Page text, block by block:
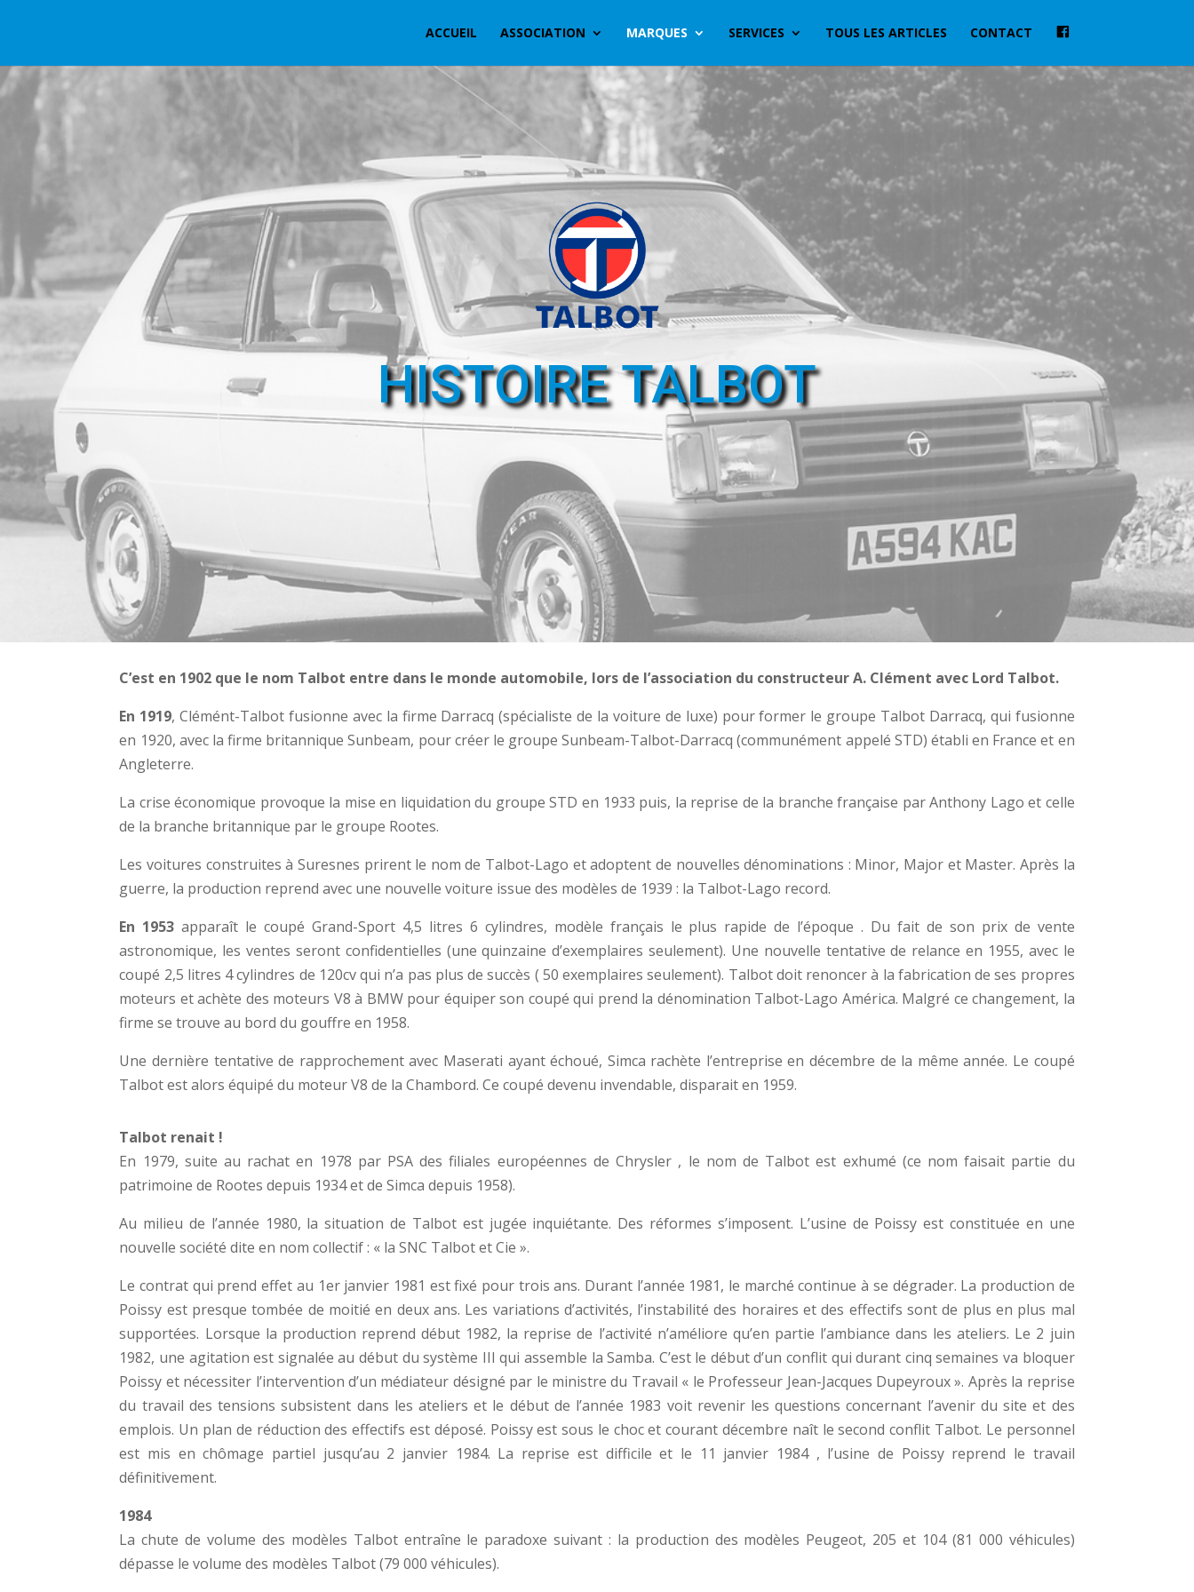
ACCUEIL ASSOCIATION MARQUES SERVICES TOUS LES ARTICLES CONTACT
HISTOIRE TALBOT
C’est en 1902 que le nom Talbot entre dans le monde automobile, lors de l’association du constructeur A. Clément avec Lord Talbot.
En 1919, Clémént-Talbot fusionne avec la firme Darracq (spécialiste de la voiture de luxe) pour former le groupe Talbot Darracq, qui fusionne
en 1920, avec la firme britannique Sunbeam, pour créer le groupe Sunbeam-Talbot-Darracq (communément appelé STD) établi en France et en
Angleterre.
La crise économique provoque la mise en liquidation du groupe STD en 1933 puis, la reprise de la branche française par Anthony Lago et celle
de la branche britannique par le groupe Rootes.
Les voitures construites à Suresnes prirent le nom de Talbot-Lago et adoptent de nouvelles dénominations : Minor, Major et Master. Après la
guerre, la production reprend avec une nouvelle voiture issue des modèles de 1939 : la Talbot-Lago record.
En 1953 apparaît le coupé Grand-Sport 4,5 litres 6 cylindres, modèle français le plus rapide de l’époque . Du fait de son prix de vente
astronomique, les ventes seront confidentielles (une quinzaine d’exemplaires seulement). Une nouvelle tentative de relance en 1955, avec le
coupé 2,5 litres 4 cylindres de 120cv qui n’a pas plus de succès ( 50 exemplaires seulement). Talbot doit renoncer à la fabrication de ses propres
moteurs et achète des moteurs V8 à BMW pour équiper son coupé qui prend la dénomination Talbot-Lago América. Malgré ce changement, la
firme se trouve au bord du gouffre en 1958.
Une dernière tentative de rapprochement avec Maserati ayant échoué, Simca rachète l’entreprise en décembre de la même année. Le coupé
Talbot est alors équipé du moteur V8 de la Chambord. Ce coupé devenu invendable, disparait en 1959.
Talbot renait !
En 1979, suite au rachat en 1978 par PSA des filiales européennes de Chrysler , le nom de Talbot est exhumé (ce nom faisait partie du
patrimoine de Rootes depuis 1934 et de Simca depuis 1958).
Au milieu de l’année 1980, la situation de Talbot est jugée inquiétante. Des réformes s’imposent. L’usine de Poissy est constituée en une
nouvelle société dite en nom collectif : « la SNC Talbot et Cie ».
Le contrat qui prend effet au 1er janvier 1981 est fixé pour trois ans. Durant l’année 1981, le marché continue à se dégrader. La production de
Poissy est presque tombée de moitié en deux ans. Les variations d’activités, l’instabilité des horaires et des effectifs sont de plus en plus mal
supportées. Lorsque la production reprend début 1982, la reprise de l’activité n’améliore qu’en partie l’ambiance dans les ateliers. Le 2 juin
1982, une agitation est signalée au début du système III qui assemble la Samba. C’est le début d’un conflit qui durant cinq semaines va bloquer
Poissy et nécessiter l’intervention d’un médiateur désigné par le ministre du Travail « le Professeur Jean-Jacques Dupeyroux ». Après la reprise
du travail des tensions subsistent dans les ateliers et le début de l’année 1983 voit revenir les questions concernant l’avenir du site et des
emplois. Un plan de réduction des effectifs est déposé. Poissy est sous le choc et courant décembre naît le second conflit Talbot. Le personnel
est mis en chômage partiel jusqu’au 2 janvier 1984. La reprise est difficile et le 11 janvier 1984 , l’usine de Poissy reprend le travail
définitivement.
1984
La chute de volume des modèles Talbot entraîne le paradoxe suivant : la production des modèles Peugeot, 205 et 104 (81 000 véhicules)
dépasse le volume des modèles Talbot (79 000 véhicules).